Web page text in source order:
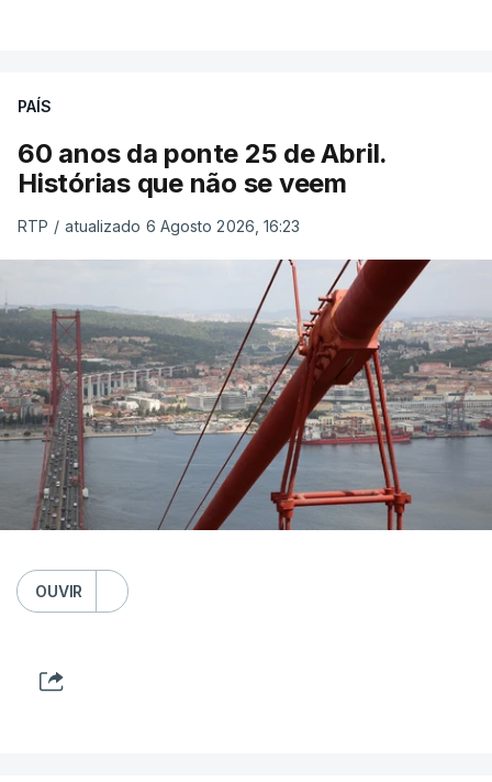
PAÍS
60 anos da ponte 25 de Abril.
Histórias que não se veem
RTP / atualizado 6 Agosto 2026, 16:23
OUVIR